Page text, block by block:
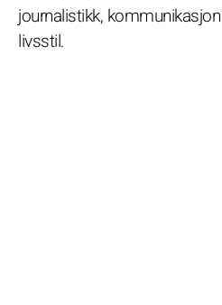
journalistikk,
livsstil.